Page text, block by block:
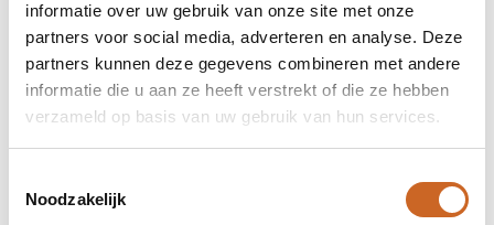
informatie over uw gebruik van onze site met onze
partners voor social media, adverteren en analyse. Deze
partners kunnen deze gegevens combineren met andere
informatie die u aan ze heeft verstrekt of die ze hebben
verzameld op basis van uw gebruik van hun services.
Noodzakelijk
Levertijden in overleg
Bij ons staat klanttevredenheid centraal. Daarom
hanteren we geen vaste levertijden, maar
stemmen we deze altijd in overleg met jou af. Zo
zorgen we ervoor dat de planning aansluit op jouw
bijzonderheden of spoedaanvragen tijdig
bespreken.